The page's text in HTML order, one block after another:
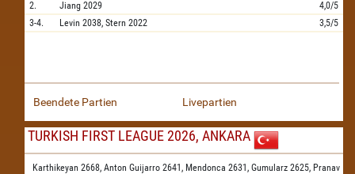
2.
Jiang 2029
4,0/5
3-4.
Levin 2038, Stern 2022 3,5/5
Beendete Partien Livepartien
TURKISH FIRST LEAGUE 2026, ANKARA
Karthikeyan 2668, Anton Guijarro 2641, Mendonca 2631, Gumularz 2625, Pranav